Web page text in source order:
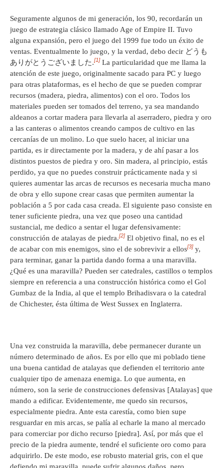
Seguramente algunos de mi generación, los 90, recordarán un
juego de estrategia clásico llamado Age of Empire II. Tuvo
alguna expansión, pero el juego del 1999 fue todo un éxito de
ventas. Eventualmente lo juego, y la verdad, debo decir どうも
ありがとうございました.[1] La particularidad que me llama la
atención de este juego, originalmente sacado para PC y luego
para otras plataformas, es el hecho de que se pueden comprar
recursos (madera, piedra, alimentos) con el oro. Todos los
materiales pueden ser tomados del terreno, ya sea mandando
aldeanos a cortar madera para llevarla al aserradero, piedra y oro
a las canteras o alimentos creando campos de cultivo en las
cercanías de un molino. Lo que suelo hacer, al iniciar una
partida, es ir directamente por la madera, y de ahí pasar a los
distintos puestos de piedra y oro. Sin madera, al principio, estás
perdido, ya que no puedes construir prácticamente nada y si
quieres aumentar las arcas de recursos es necesaria mucha mano
de obra y ello supone crear casas que permiten aumentar la
población a 5 por cada casa creada. El siguiente paso consiste en
tener suficiente piedra, una vez que poseo una cantidad
sustancial, me dedico a sentar el lugar defensivamente:
construcción de atalayas de piedra.[2] El objetivo final, no es el
de acabar con mis enemigos, sino el de sobrevivir a ellos[3] y,
para terminar, ganar la partida dando forma a una maravilla.
¿Qué es una maravilla? Pueden ser catedrales, castillos o templos
siempre en referencia a una construcción histórica como el Gol
Gumbaz de la India, al que el templo Brihadisvara o la catedral
de Chichester, ésta última de West Sussex en Inglaterra.
Una vez construida la maravilla, debe permanecer durante un
número determinado de años. Es por ello que mi poblado tiene
una buena cantidad de atalayas que defienden el territorio ante
cualquier tipo de amenaza enemiga. Lo que aumenta, en
número, son la serie de construcciones defensivas [Atalayas] que
mando a edificar. Evidentemente, me quedo sin recursos,
especialmente piedra. Ante esta carestía, como bien supe
resguardar en mis arcas, se palía al echarle la mano al mercado
para comerciar por dicho recurso [piedra]. Así, por más que el
precio de la piedra aumente, tendré el suficiente oro como para
adquirirlo. De este modo, ese robusto material gris, con el que